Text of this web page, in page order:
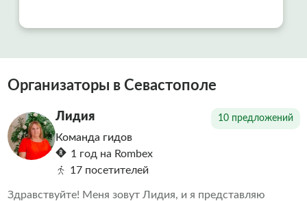
Организаторы в Севастополе
Лидия 10 предложений
Команда гидов
1 год на Rombex
17 посетителей
Здравствуйте! Меня зовут Лидия, и я представляю